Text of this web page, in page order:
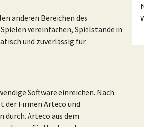
anderen Bereichen des
vereinfachen, Spielstände in
und zuverlässig für
Software einreichen. Nach
der Firmen Arteco und
Arteco aus dem